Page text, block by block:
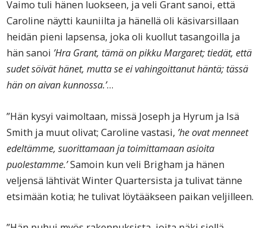
Vaimo tuli hänen luokseen, ja veli Grant sanoi, että
Caroline näytti kauniilta ja hänellä oli käsivarsillaan
heidän pieni lapsensa, joka oli kuollut tasangoilla ja
hän sanoi ’Hra Grant, tämä on pikku Margaret; tiedät, että
sudet söivät hänet, mutta se ei vahingoittanut häntä; tässä
hän on aivan kunnossa.’…
”Hän kysyi vaimoltaan, missä Joseph ja Hyrum ja Isä
Smith ja muut olivat; Caroline vastasi, ’he ovat menneet
edeltämme, suorittamaan ja toimittamaan asioita
puolestamme.’Samoin kun veli Brigham ja hänen
veljensä lähtivät Winter Quartersista ja tulivat tänne
etsimään kotia; he tulivat löytääkseen paikan veljilleen.